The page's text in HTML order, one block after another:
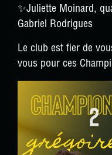
✨Juliette Moinard,
Gabriel Rodrigues
Le club est fier de
vous pour ces